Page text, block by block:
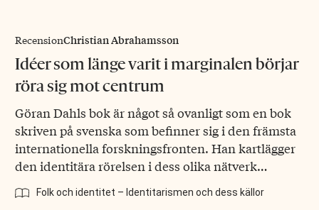
RecensionChristian Abrahamsson
Idéer som länge varit i marginalen börjar
röra sig mot centrum
Göran Dahls bok är något så ovanligt som en bok
skriven på svenska som befinner sig i den främsta
internationella forskningsfronten. Han kartlägger
den identitära rörelsen i dess olika nätverk…
Folk och identitet – Identitarismen och dess källor